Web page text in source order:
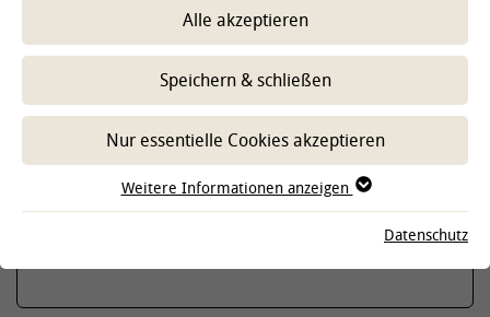
Zugang mit Kennworteingabe
Bitte geben Sie IDM-Nummer und Kennwort ein, um sich
im internen Bereich anzumelden.
Anmelden
Alle akzeptieren
Speichern & schließen
Nur essentielle Cookies akzeptieren
Weitere Informationen anzeigen
Datenschutz